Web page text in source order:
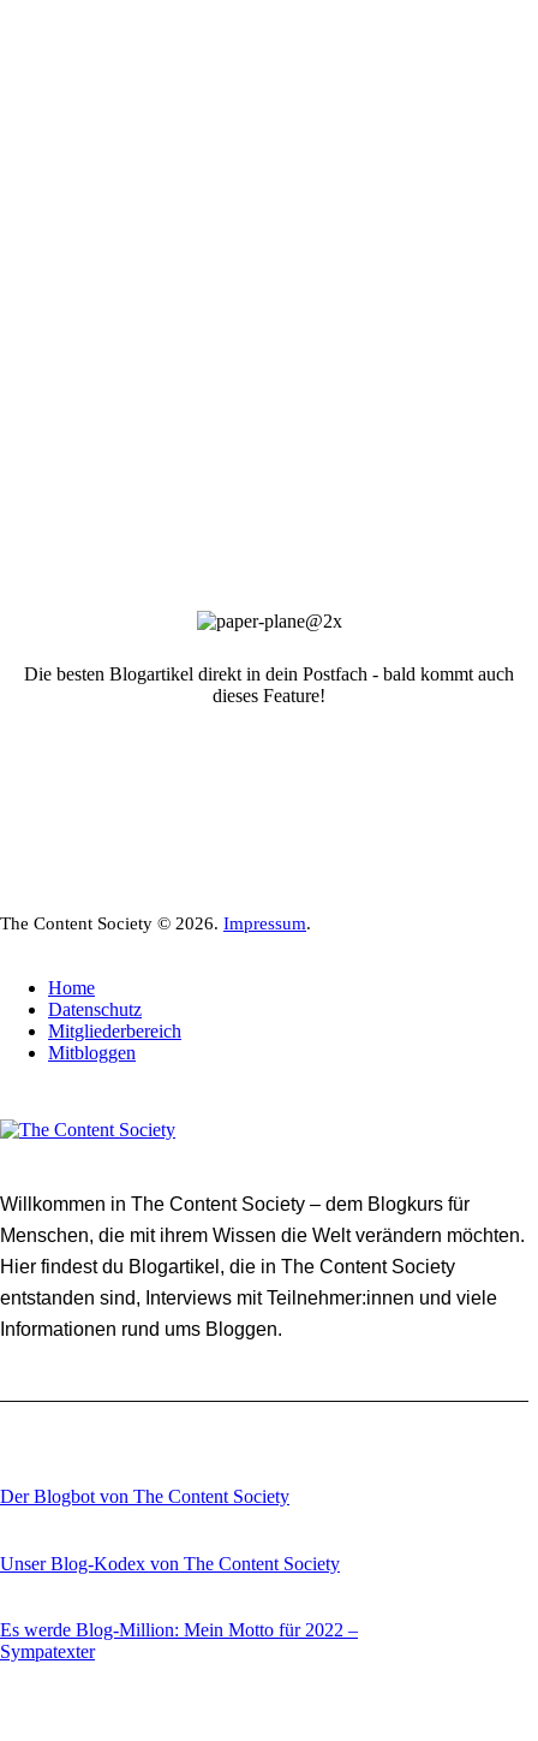
Die besten Blogartikel direkt in dein Postfach - bald kommt auch
dieses Feature!
The Content Society © 2026. Impressum.
Home
Datenschutz
Mitgliederbereich
Mitbloggen
Willkommen in The Content Society – dem Blogkurs für
Menschen, die mit ihrem Wissen die Welt verändern möchten.
Hier findest du Blogartikel, die in The Content Society
entstanden sind, Interviews mit Teilnehmer:innen und viele
Informationen rund ums Bloggen.
Der Blogbot von The Content Society
Unser Blog-Kodex von The Content Society
Es werde Blog-Million: Mein Motto für 2022 –
Sympatexter